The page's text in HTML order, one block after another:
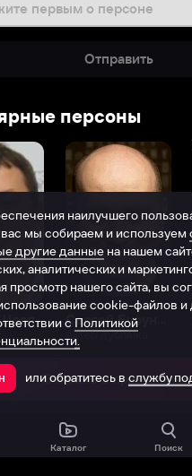
первым о персоне
Отправить
персоны
Виталий Шляппо
Актёр дубляжа
Открыть в
Каталог Поиск
наилучшего
мы собираем и используем
другие данные на нашем
аналитических и
просмотр нашего сайта, вы
cookie-файлов и
с Политикой
или обратитесь в службу